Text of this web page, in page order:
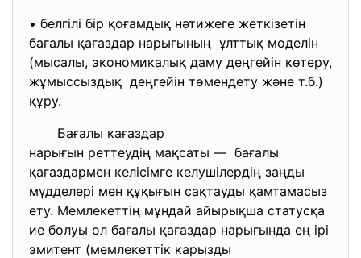
• белгілі бір қоғамдық нәтижеге жеткізетін
бағалы қағаздар нарығының ұлттық моделін
(мысалы, экономикалық даму деңгейін көтеру,
жұмыссыздық деңгейін төмендету және т.б.)
құру.
Бағалы кағаздар
нарығын реттеудің мақсаты — бағалы
қағаздармен келісімге келушілердің заңды
мүдделері мен құқығын сақтауды қамтамасыз
ету. Мемлекеттің мұндай айырықша статусқа
ие болуы ол бағалы қағаздар нарығында ең ірі
эмитент (мемлекеттік карызды